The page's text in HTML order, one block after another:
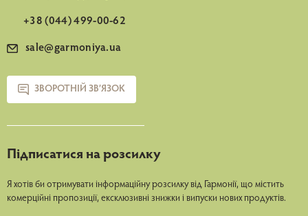
+38 (044) 499-00-62
sale@garmoniya.ua
ЗВОРОТНІЙ ЗВ’ЯЗОК
Підписатися на розсилку
Я хотів би отримувати інформаційну розсилку від Гармонії, що містить
комерційні пропозиції, ексклюзивні знижки і випуски нових продуктів.